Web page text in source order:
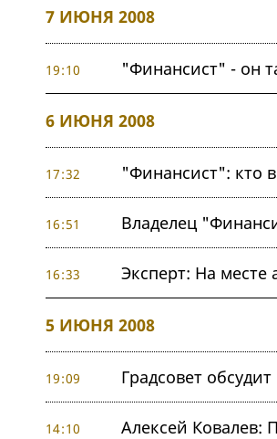
7 ИЮНЯ 2008
19:10 "Финансист" - он
6 ИЮНЯ 2008
17:32 "Финансист": кто
16:51 Владелец
16:33 Эксперт: На месте
5 ИЮНЯ 2008
19:09 Градсовет
14:10 Алексей Ковалев: